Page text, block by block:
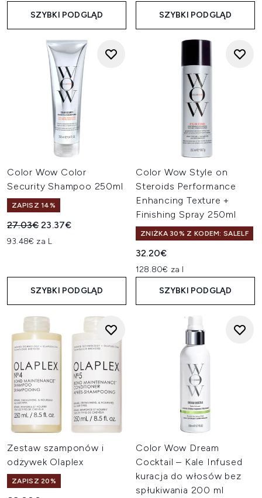
SZYBKI PODGLĄD SZYBKI PODGLĄD
Color Wow Color
Security Shampoo 250ml
ZAPISZ 14%
Sugerowana cena detaliczna:
27.03€Aktualna cena:
23.37€
93.48€ za L
SZYBKI PODGLĄD
Color Wow Style on
Steroids Performance
Enhancing Texture +
Finishing Spray 250ml
ZNIŻKA 30% Z KODEM: SALELF
32.20€
128.80€ za l
SZYBKI PODGLĄD
Zestaw szamponów i
odżywek Olaplex
ZAPISZ 20%
Color Wow Dream
Cocktail – Kale Infused
kuracja do włosów bez
spłukiwania 200 ml